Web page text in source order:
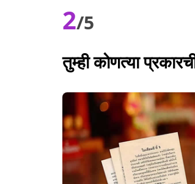
2/5
तुम्ही कोणत्या